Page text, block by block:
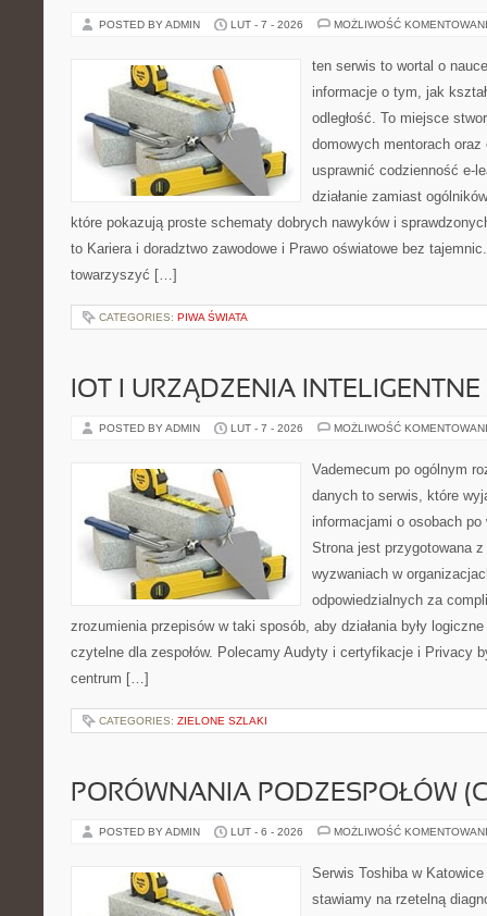
POSTED BY ADMIN LUT - 7 - 2026 MOŻLIWOŚĆ
ten serwis to wortal o
informacje o tym, jak
odległość. To miejsce
domowych mentorach
usprawnić codzienność e-
działanie zamiast
które pokazują proste schematy dobrych nawyków i
to Kariera i doradztwo zawodowe i Prawo oświatowe bez
towarzyszyć […]
CATEGORIES: PIWA ŚWIATA
IOT I URZĄDZENIA INTELIGENTNE
POSTED BY ADMIN LUT - 7 - 2026 MOŻLIWOŚĆ
Vademecum po ogólnym
danych to serwis, które
informacjami o osobach
Strona jest przygotowana
wyzwaniach w
odpowiedzialnych za
zrozumienia przepisów w taki sposób, aby działania były
czytelne dla zespołów. Polecamy Audyty i certyfikacje i Privacy
centrum […]
CATEGORIES: ZIELONE SZLAKI
PORÓWNANIA PODZESPOŁÓW
POSTED BY ADMIN LUT - 6 - 2026 MOŻLIWOŚĆ
Serwis Toshiba w
stawiamy na rzetelną